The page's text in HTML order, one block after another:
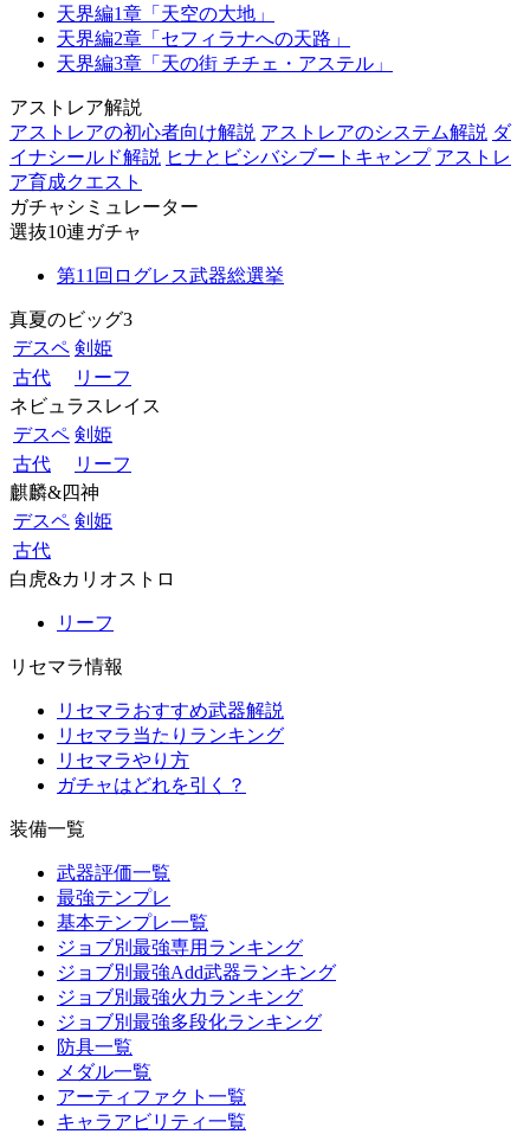
天界編1章「天空の大地」
天界編2章「セフィラナへの天路」
天界編3章「天の街 チチェ・アステル」
アストレア解説
アストレアの初心者向け解説 アストレアのシステム解説 ダ
イナシールド解説 ヒナとビシバシブートキャンプ アストレ
ア育成クエスト
ガチャシミュレーター
選抜10連ガチャ
第11回ログレス武器総選挙
真夏のビッグ3
デスペ 剣姫
古代
リーフ
ネビュラスレイス
デスペ 剣姫
古代
リーフ
麒麟&四神
デスペ 剣姫
古代
白虎&カリオストロ
リーフ
リセマラ情報
リセマラおすすめ武器解説
リセマラ当たりランキング
リセマラやり方
ガチャはどれを引く？
装備一覧
武器評価一覧
最強テンプレ
基本テンプレ一覧
ジョブ別最強専用ランキング
ジョブ別最強Add武器ランキング
ジョブ別最強火力ランキング
ジョブ別最強多段化ランキング
防具一覧
メダル一覧
アーティファクト一覧
キャラアビリティ一覧